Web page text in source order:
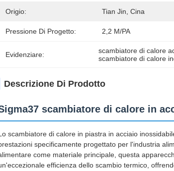
Origio: Tian Jin, Cina
Pressione Di Progetto: 2,2 M/PA
Evidenziare: scambiatore di calore
scambiatore di calore
Descrizione Di Prodotto
scambiatore di calore in
scambiatore di calore in piastra in acciaio
specificamente progettato per l'industria
come materiale principale, questa
efficienza dello scambio termico,